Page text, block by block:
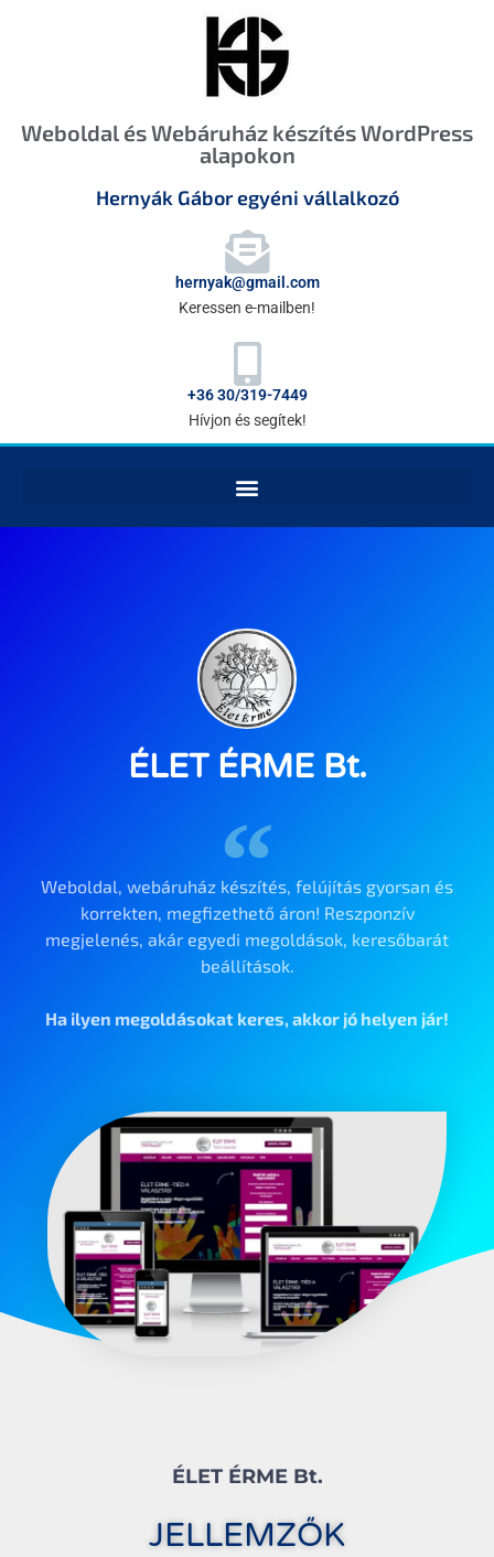
Weboldal és Webáruház készítés WordPress
alapokon
Hernyák Gábor egyéni vállalkozó
hernyak@gmail.com
Keressen e-mailben!
+36 30/319-7449
Hívjon és segítek!
ÉLET ÉRME Bt.
Weboldal, webáruház készítés, felújítás gyorsan és
korrekten, megfizethető áron! Reszponzív
megjelenés, akár egyedi megoldások, keresőbarát
beállítások.
Ha ilyen megoldásokat keres, akkor jó helyen jár!
ÉLET ÉRME Bt.
JELLEMZŐK